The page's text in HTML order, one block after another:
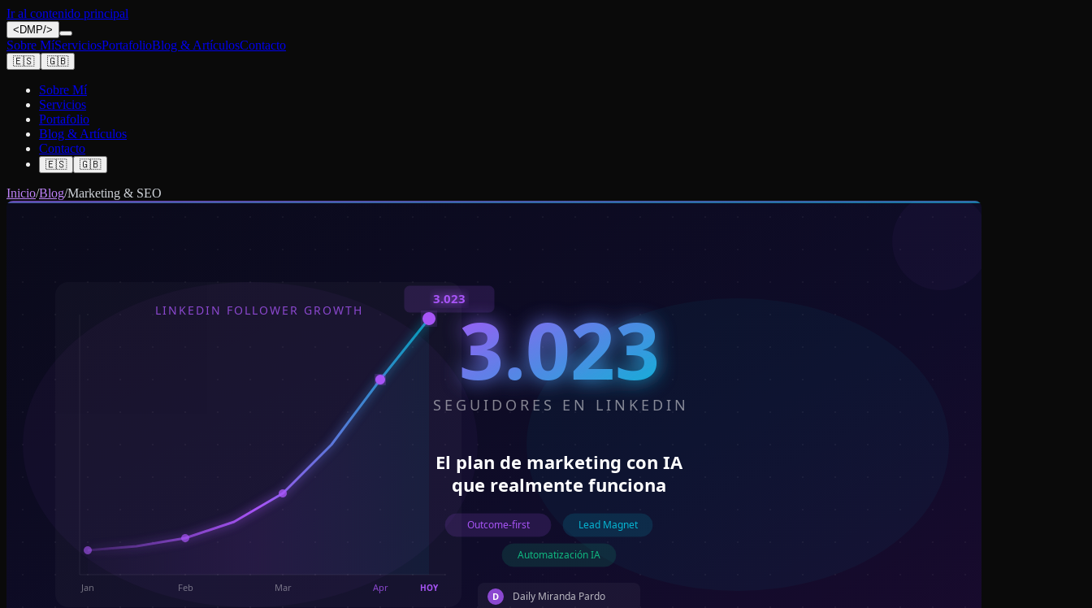
Ir al contenido principal
< DMP/>
Sobre MíServiciosPortafolioBlog & ArtículosContacto
🇪🇸 🇬🇧
Sobre Mí
Servicios
Portafolio
Blog & Artículos
Contacto
🇪🇸 🇬🇧
Inicio/Blog/Marketing & SEO